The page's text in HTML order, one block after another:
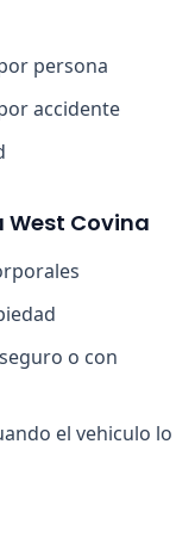
persona
accidente
Covina
o con
el vehiculo lo